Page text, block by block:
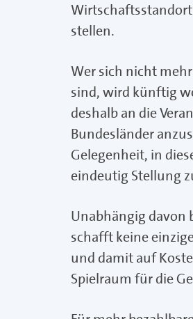
stellen.
Wer sich nicht
sind, wird künftig
deshalb an die
Bundesländer
Gelegenheit, in
eindeutig Stellung
Unabhängig davon
schafft keine
und damit auf
Spielraum für die